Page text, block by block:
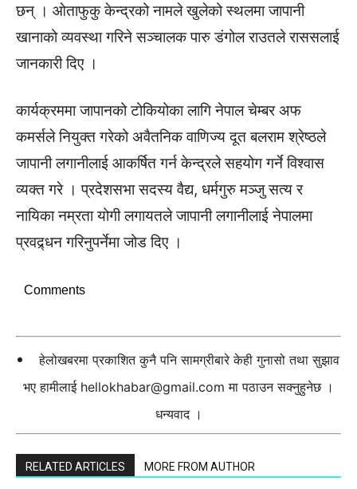
छन् । ओताफुकु केन्द्रको नामले खुलेको स्थलमा जापानी
खानाको व्यवस्था गरिने सञ्चालक पारु डंगोल राउतले राससलाई
जानकारी दिए ।
कार्यक्रममा जापानको टोकियोका लागि नेपाल चेम्बर अफ
कमर्सले नियुक्त गरेको अवैतनिक वाणिज्य दूत बलराम श्रेष्ठले
जापानी लगानीलाई आकर्षित गर्न केन्द्रले सहयोग गर्ने विश्वास
व्यक्त गरे । प्रदेशसभा सदस्य वैद्य, धर्मगुरु मञ्जु सत्य र
नायिका नम्रता योगी लगायतले जापानी लगानीलाई नेपालमा
प्रवद्र्धन गरिनुपर्नेमा जोड दिए ।
Comments
हेलोखबरमा प्रकाशित कुनै पनि सामग्रीबारे केही गुनासो तथा सुझाव
भए हामीलाई hellokhabar@gmail.com मा पठाउन सक्नुहुनेछ ।
धन्यवाद ।
RELATED ARTICLES MORE FROM AUTHOR